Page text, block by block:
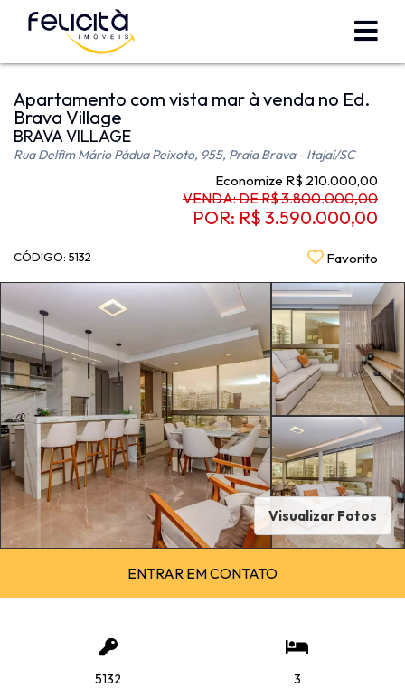
Apartamento com vista mar à venda no Ed.
Brava Village
BRAVA VILLAGE
Rua Delfim Mário Pádua Peixoto, 955, Praia Brava - Itajaí/SC
Economize R$ 210.000,00
VENDA: DE R$ 3.800.000,00
POR: R$ 3.590.000,00
CÓDIGO: 5132 Favorito
Visualizar Fotos
ENTRAR EM CONTATO
5132 3